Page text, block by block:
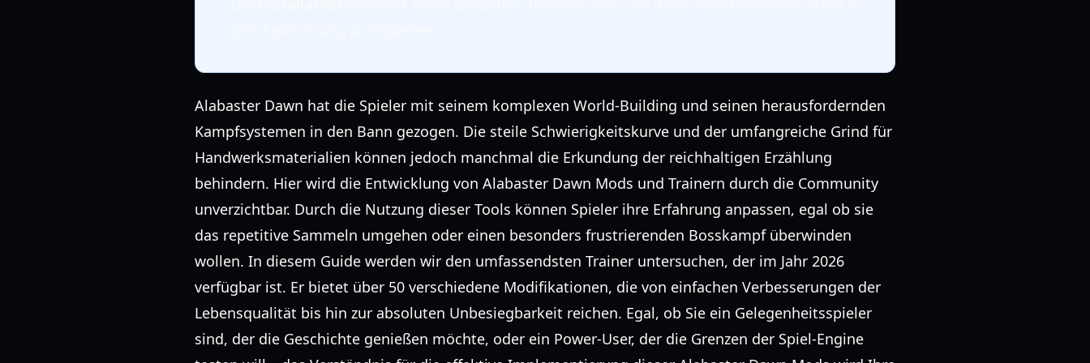
Alabaster Dawn hat die Spieler mit seinem komplexen World-Building und seinen herausfordernden
Kampfsystemen in den Bann gezogen. Die steile Schwierigkeitskurve und der umfangreiche Grind für
Handwerksmaterialien können jedoch manchmal die Erkundung der reichhaltigen Erzählung
behindern. Hier wird die Entwicklung von Alabaster Dawn Mods und Trainern durch die Community
unverzichtbar. Durch die Nutzung dieser Tools können Spieler ihre Erfahrung anpassen, egal ob sie
das repetitive Sammeln umgehen oder einen besonders frustrierenden Bosskampf überwinden
wollen. In diesem Guide werden wir den umfassendsten Trainer untersuchen, der im Jahr 2026
verfügbar ist. Er bietet über 50 verschiedene Modifikationen, die von einfachen Verbesserungen der
Lebensqualität bis hin zur absoluten Unbesiegbarkeit reichen. Egal, ob Sie ein Gelegenheitsspieler
sind, der die Geschichte genießen möchte, oder ein Power-User, der die Grenzen der Spiel-Engine